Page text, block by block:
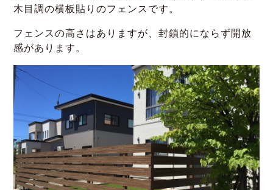
木目調の横板貼りのフェンスです。
フェンスの高さはありますが、封鎖的にならず開放
感があります。